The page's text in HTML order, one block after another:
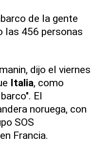
de la gente
las 456 personas
dijo el viernes
Italia, como
El
noruega, con
SOS
Francia.